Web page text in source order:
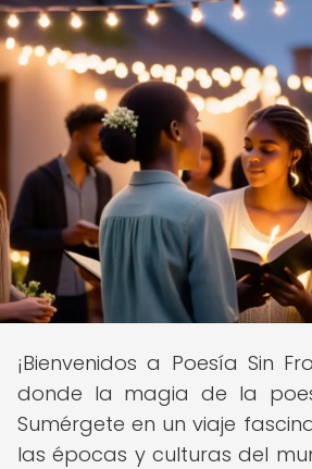
¡Bienvenidos a Poesía Sin
donde la magia de la
Sumérgete en un viaje
las épocas y culturas del